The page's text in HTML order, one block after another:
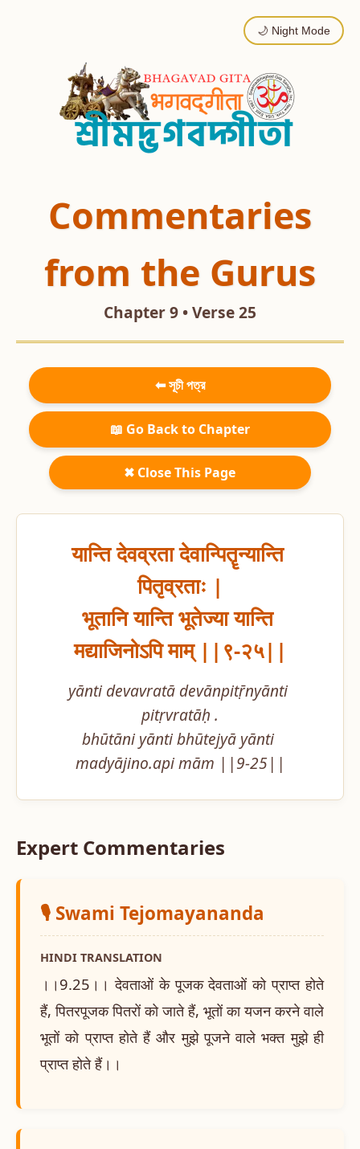
🌙 Night Mode
Commentaries
from the Gurus
Chapter 9 • Verse 25
⬅ সূচী পত্র
📖 Go Back to Chapter
✖ Close This Page
यान्ति देवव्रता देवान्पितॄन्यान्ति
पितृव्रताः |
भूतानि यान्ति भूतेज्या यान्ति
मद्याजिनोऽपि माम् ||९-२५||
yānti devavratā devānpitṝnyānti
pitṛvratāḥ .
bhūtāni yānti bhūtejyā yānti
madyājino.api mām ||9-25||
Expert Commentaries
🎙️ Swami Tejomayananda
HINDI TRANSLATION
।।9.25।। देवताओं के पूजक देवताओं को प्राप्त होते
हैं, पितरपूजक पितरों को जाते हैं, भूतों का यजन करने वाले
भूतों को प्राप्त होते हैं और मुझे पूजने वाले भक्त मुझे ही
प्राप्त होते हैं।।